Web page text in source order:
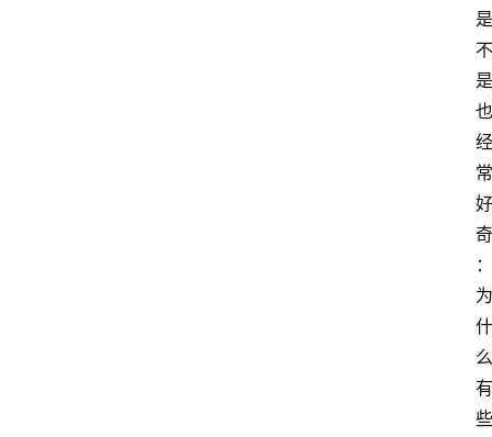
是
不
是
也
经
常
好
奇
：
为
什
么
有
些